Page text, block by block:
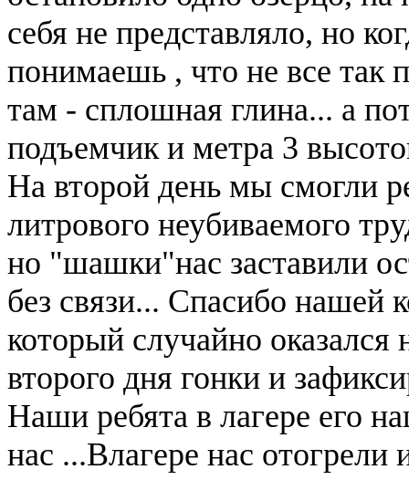
себя не представляло, но
понимаешь , что не все так
там - сплошная глина... а
подъемчик и метра 3
На второй день мы смогли
литрового неубиваемого
но "шашки"нас заставили
без связи... Спасибо нашей
который случайно оказался
второго дня гонки и
Наши ребята в лагере его
нас ...Влагере нас